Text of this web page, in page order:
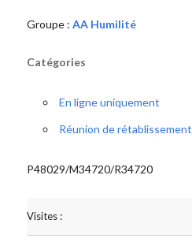
Groupe : AA Humilité
Catégories
En ligne uniquement
Réunion de rétablissement
P48029/M34720/R34720
Visites :